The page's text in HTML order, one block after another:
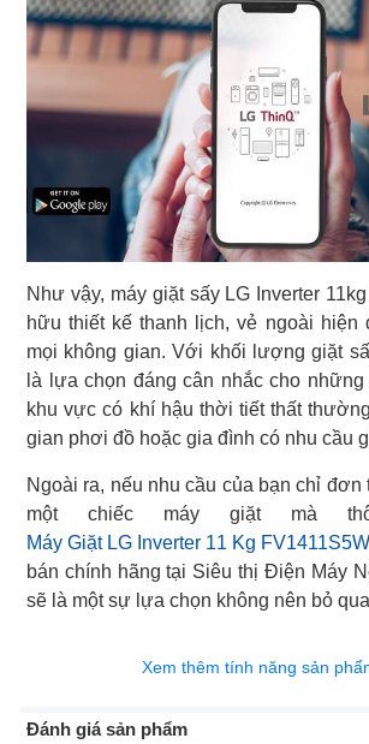
Như vậy, máy giặt sấy LG Inverter
hữu thiết kế thanh lịch, vẻ ngoài hiện
mọi không gian. Với khối lượng giặt
là lựa chọn đáng cân nhắc cho
khu vực có khí hậu thời tiết thất
gian phơi đồ hoặc gia đình có nhu cầu
Ngoài ra, nếu nhu cầu của bạn chỉ đơn
Máy Giặt LG Inverter 11 Kg FV1411S5W
bán chính hãng tại Siêu thị Điện Máy
sẽ là một sự lựa chọn không nên bỏ
Xem thêm tính năng sản
Đánh giá sản phẩm